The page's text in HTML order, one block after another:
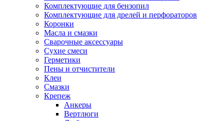
Комплектующие для бензопил
Комплектующие для дрелей и перфораторов
Коронки
Масла и смазки
Сварочные аксессуары
Сухие смеси
Герметики
Пены и отчистители
Клеи
Смазки
Крепеж
Анкеры
Вертлюги